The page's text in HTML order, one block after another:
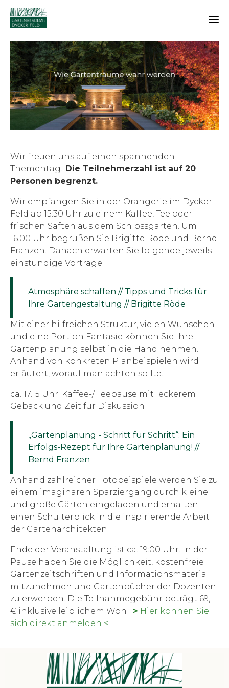
Wir freuen uns auf einen spannenden
Thementag! Die Teilnehmerzahl ist auf 20
Personen begrenzt.
Wir empfangen Sie in der Orangerie im Dycker
Feld ab 15:30 Uhr zu einem Kaffee, Tee oder
frischen Säften aus dem Schlossgarten. Um
16.00 Uhr begrüßen Sie Brigitte Röde und Bernd
Franzen. Danach erwarten Sie folgende jeweils
einstündige Vorträge:
Atmosphäre schaffen // Tipps und Tricks für
Ihre Gartengestaltung // Brigitte Röde
Mit einer hilfreichen Struktur, vielen Wünschen
und eine Portion Fantasie können Sie Ihre
Gartenplanung selbst in die Hand nehmen.
Anhand von konkreten Planbeispielen wird
erläutert, worauf man achten sollte.
ca. 17.15 Uhr: Kaffee-/ Teepause mit leckerem
Gebäck und Zeit für Diskussion
„Gartenplanung - Schritt für Schritt“: Ein
Erfolgs-Rezept für Ihre Gartenplanung! //
Bernd Franzen
Anhand zahlreicher Fotobeispiele werden Sie zu
einem imaginären Sparziergang durch kleine
und große Gärten eingeladen und erhalten
einen Schulterblick in die inspirierende Arbeit
der Gartenarchitekten.
Ende der Veranstaltung ist ca. 19:00 Uhr. In der
Pause haben Sie die Möglichkeit, kostenfreie
Gartenzeitschriften und Informationsmaterial
mitzunehmen und Gartenbücher der Dozenten
zu erwerben. Die Teilnahmegebühr beträgt 69,-
€ inklusive leiblichem Wohl. > Hier können Sie
sich direkt anmelden <